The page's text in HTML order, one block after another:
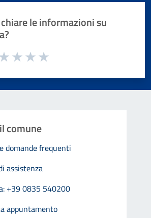
le informazioni su
la pagina
comune
domande frequenti
assistenza
+39 0835 540200
appuntamento